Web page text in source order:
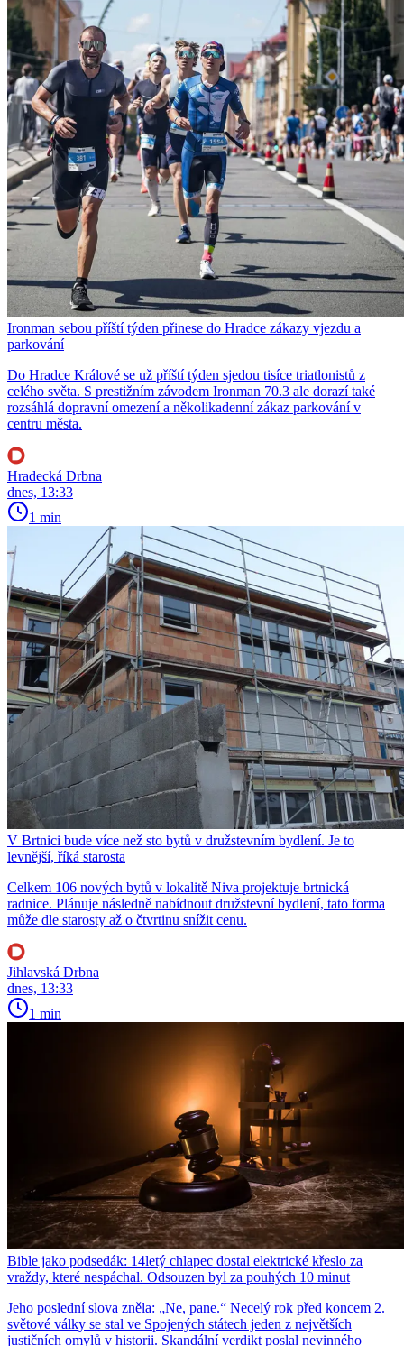
Ironman sebou příští týden přinese do Hradce zákazy vjezdu a
parkování
Do Hradce Králové se už příští týden sjedou tisíce triatlonistů z
celého světa. S prestižním závodem Ironman 70.3 ale dorazí také
rozsáhlá dopravní omezení a několikadenní zákaz parkování v
centru města.
Hradecká Drbna
dnes, 13:33
1 min
V Brtnici bude více než sto bytů v družstevním bydlení. Je to
levnější, říká starosta
Celkem 106 nových bytů v lokalitě Niva projektuje brtnická
radnice. Plánuje následně nabídnout družstevní bydlení, tato forma
může dle starosty až o čtvrtinu snížit cenu.
Jihlavská Drbna
dnes, 13:33
1 min
Bible jako podsedák: 14letý chlapec dostal elektrické křeslo za
vraždy, které nespáchal. Odsouzen byl za pouhých 10 minut
Jeho poslední slova zněla: „Ne, pane.“ Necelý rok před koncem 2.
světové války se stal ve Spojených státech jeden z největších
justičních omylů v historii. Skandální verdikt poslal nevinného